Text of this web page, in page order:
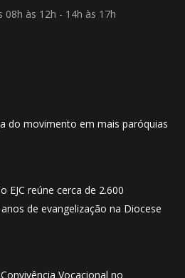
08h às 12h - 14h às 17h
do movimento em mais paróquias
EJC reúne cerca de 2.600
de evangelização na Diocese
Vocacional no